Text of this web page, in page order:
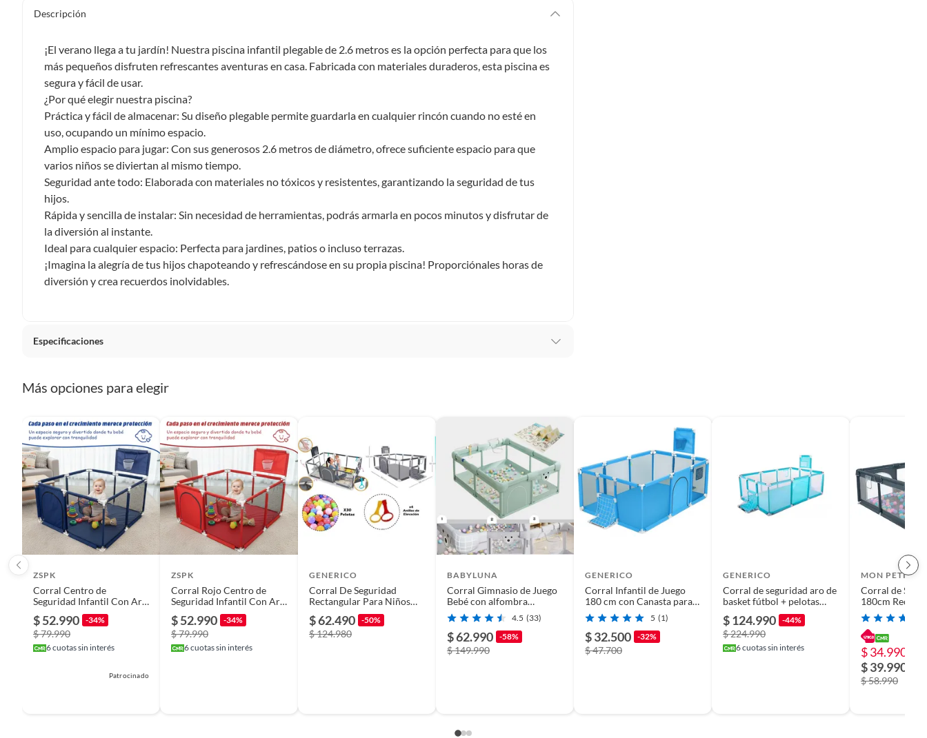
Debe estar en perfecto estado, con todas sus etiquetas, sellos intactos y sin uso, tal como te lo entregamos. Ten
Productos que, por su naturaleza, no puedan ser devueltos, puedan deteriorarse o caducar con rapidez.
Confeccionados a la medida.
De uso personal.
En sodimac.cl te damos30 días desde que recibes el producto. Debe estar en perfecto estado, con todas sus
etiquetas y sin uso, tal como te lo entregamos.
Productos digitales que se entregan a través de una descarga electrónica, por ejemplo, cupones de experiencia o
programas para el computador.
Productos a pedido o confeccionados a medida.
Productos que han sido informados como imperfectos, usados, reparados, abiertos, de segunda selección,
remanufacturados o con alguna deficiencia, que sean comprados en esa condición a un precio reducido.
Pinturas de un color a solicitud.
Plantas.
Descripción
¡El verano llega a tu jardín! Nuestra piscina infantil plegable de 2.6 metros es la opción perfecta para que los
más pequeños disfruten refrescantes aventuras en casa. Fabricada con materiales duraderos, esta piscina es
segura y fácil de usar.
¿Por qué elegir nuestra piscina?
Práctica y fácil de almacenar: Su diseño plegable permite guardarla en cualquier rincón cuando no esté en
uso, ocupando un mínimo espacio.
Amplio espacio para jugar: Con sus generosos 2.6 metros de diámetro, ofrece suficiente espacio para que
varios niños se diviertan al mismo tiempo.
Seguridad ante todo: Elaborada con materiales no tóxicos y resistentes, garantizando la seguridad de tus
hijos.
Rápida y sencilla de instalar: Sin necesidad de herramientas, podrás armarla en pocos minutos y disfrutar de
la diversión al instante.
Ideal para cualquier espacio: Perfecta para jardines, patios o incluso terrazas.
¡Imagina la alegría de tus hijos chapoteando y refrescándose en su propia piscina! Proporciónales horas de
diversión y crea recuerdos inolvidables.
Especificaciones
Condicion del producto Nuevo
Detalle de la garantía POR DAÑOS DE FABRICA
Forma de la piscina Cuadrada
Cantidad de paquetes 1
Detalle de la Condición NUEVO
Material
Más opciones para elegir
ZSPK
Corral Centro de
Seguridad Infantil Con Aro
De Basket Azul
$ 52.990 -34%
$ 79.990
6cuotas sin interés
Patrocinado
ZSPK
Corral Rojo Centro de
Seguridad Infantil Con Aro
$ 52.990 -34%
$ 79.990
6cuotas sin interés
GENERICO
Corral De Seguridad
Rectangular Para Niños
$ 62.490 -50%
$ 124.980
BABYLUNA
Corral Gimnasio de Juego
Bebé con alfombra
Basquet y Juegos4.5 (33)
$ 62.990 -58%
$ 149.990
GENERICO
Corral Infantil de Juego
180 cm con Canasta para
Bebés
5 (1)
$ 32.500 -32%
$ 47.700
GENERICO
Corral de seguridad aro de
basket fútbol + pelotas
$ 124.990 -44%
$ 224.990
6cuotas sin interés
MON PETIT
Corral de
180cm
$ 34.990
$ 39.990
$ 58.990